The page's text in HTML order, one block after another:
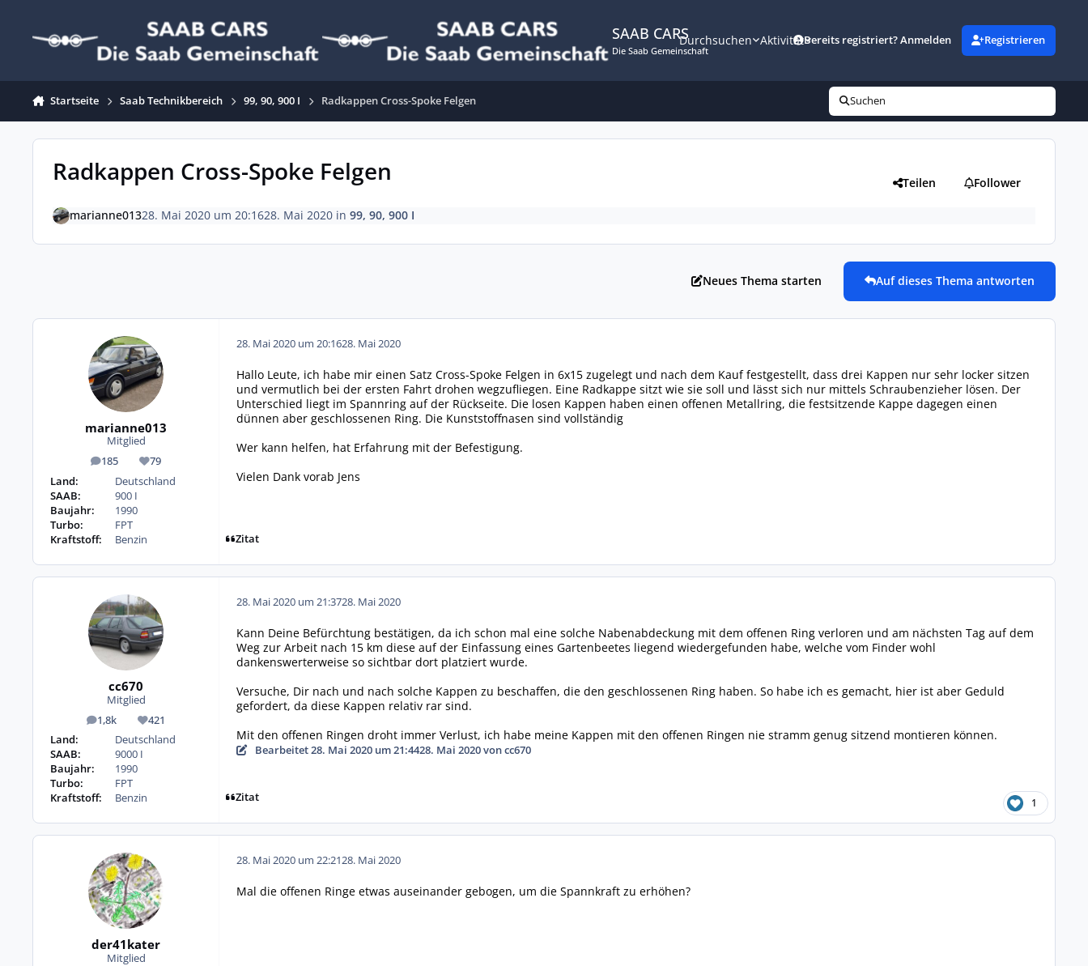
SAAB CARS
Die Saab Gemeinschaft
Durchsuchen AktivitätBereits registriert? Anmelden Registrieren
Startseite Saab Technikbereich 99, 90, 900 I Radkappen Cross-Spoke Felgen Suchen
Radkappen Cross-Spoke Felgen Teilen Follower
marianne01328. Mai 2020 um 20:1628. Mai 2020in 99, 90, 900 I
Neues Thema starten Auf dieses Thema antworten
marianne013
Mitglied
185
Beiträge 79
Reputation
Land:
Deutschland
SAAB:
900 I
Baujahr:
1990
Turbo:
FPT
Kraftstoff:
Benzin
28. Mai 2020 um 20:1628. Mai 2020
Hallo Leute, ich habe mir einen Satz Cross-Spoke Felgen in 6x15 zugelegt und nach dem Kauf festgestellt, dass drei Kappen nur sehr locker sitzen
und vermutlich bei der ersten Fahrt drohen wegzufliegen. Eine Radkappe sitzt wie sie soll und lässt sich nur mittels Schraubenzieher lösen. Der
Unterschied liegt im Spannring auf der Rückseite. Die losen Kappen haben einen offenen Metallring, die festsitzende Kappe dagegen einen
dünnen aber geschlossenen Ring. Die Kunststoffnasen sind vollständig
Wer kann helfen, hat Erfahrung mit der Befestigung.
Vielen Dank vorab Jens
Zitat
cc670
Mitglied
1,8k
Beiträge 421
Reputation
Land:
Deutschland
SAAB:
9000 I
Baujahr:
1990
Turbo:
FPT
Kraftstoff:
Benzin
28. Mai 2020 um 21:3728. Mai 2020
Kann Deine Befürchtung bestätigen, da ich schon mal eine solche Nabenabdeckung mit dem offenen Ring verloren und am nächsten Tag auf dem
Weg zur Arbeit nach 15 km diese auf der Einfassung eines Gartenbeetes liegend wiedergefunden habe, welche vom Finder wohl
dankenswerterweise so sichtbar dort platziert wurde.
Versuche, Dir nach und nach solche Kappen zu beschaffen, die den geschlossenen Ring haben. So habe ich es gemacht, hier ist aber Geduld
gefordert, da diese Kappen relativ rar sind.
Mit den offenen Ringen droht immer Verlust, ich habe meine Kappen mit den offenen Ringen nie stramm genug sitzend montieren können.
Bearbeitet28. Mai 2020 um 21:4428. Mai 2020von cc670
Zitat 1
der41kater
Mitglied
28. Mai 2020 um 22:2128. Mai 2020
Mal die offenen Ringe etwas auseinander gebogen, um die Spannkraft zu erhöhen?